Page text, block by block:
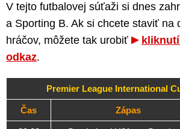
V tejto futbalovej súťaži si dnes
a Sporting B. Ak si chcete staviť na
hráčov, môžete tak urobiť
odkaz.
Premier League International
Čas Zápas